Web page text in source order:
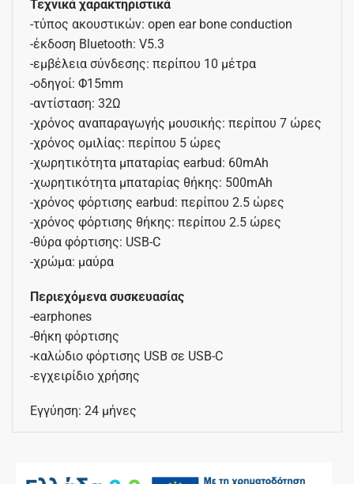
Τεχνικά χαρακτηριστικά
-τύπος ακουστικών: open ear bone conduction
-έκδοση Bluetooth: V5.3
-εμβέλεια σύνδεσης: περίπου 10 μέτρα
-οδηγοί: Φ15mm
-αντίσταση: 32Ω
-χρόνος αναπαραγωγής μουσικής: περίπου 7 ώρες
-χρόνος ομιλίας: περίπου 5 ώρες
-χωρητικότητα μπαταρίας earbud: 60mAh
-χωρητικότητα μπαταρίας θήκης: 500mAh
-χρόνος φόρτισης earbud: περίπου 2.5 ώρες
-χρόνος φόρτισης θήκης: περίπου 2.5 ώρες
-θύρα φόρτισης: USB-C
-χρώμα: μαύρα
Περιεχόμενα συσκευασίας
-earphones
-θήκη φόρτισης
-καλώδιο φόρτισης USB σε USB-C
-εγχειρίδιο χρήσης
Εγγύηση: 24 μήνες